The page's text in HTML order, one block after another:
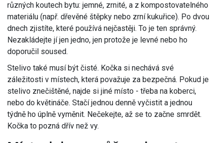
různých koutech bytu: jemné, zrnité, a z kompostovatelného
materiálu (např. dřevěné štěpky nebo zrní kukuřice). Po dvou
dnech zjistíte, které používá nejčastěji. To je ten správný.
Nezakládejte jí jen jedno, jen protože je levné nebo ho
doporučil soused.
Stelivo také musí být čisté. Kočka si nechává své
záležitosti v místech, která považuje za bezpečná. Pokud je
stelivo znečištěné, najde si jiné místo - třeba na koberci,
nebo do květináče. Stačí jednou denně vyčistit a jednou
týdně ho úplně vyměnit. Nečekejte, až se to začne smrdět.
Kočka to pozná dřív než vy.